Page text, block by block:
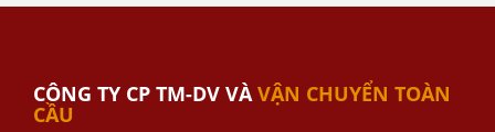
CÔNG TY CP TM-DV VÀVẬN CHUYỂN TOÀN
CẦU